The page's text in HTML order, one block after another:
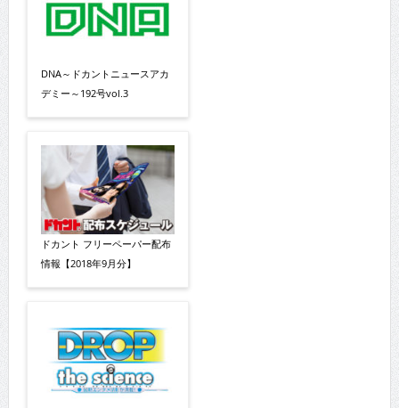
DNA～ドカントニュースアカ
デミー～192号vol.3
ドカント フリーペーパー配布
情報【2018年9月分】